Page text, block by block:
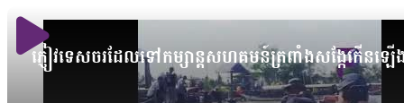
ភ្ញៀវទេសចរដែលទៅកម្សាន្តសហគមន៍ត្រពាំងសង្កែកើនឡើ